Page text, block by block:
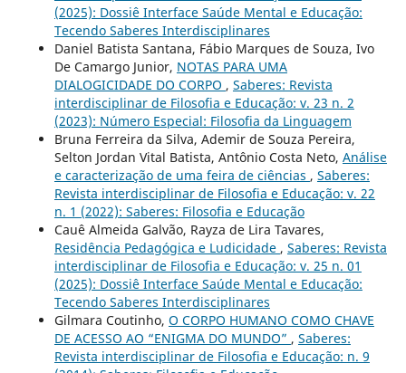
(2025): Dossiê Interface Saúde Mental e Educação:
Tecendo Saberes Interdisciplinares
Daniel Batista Santana, Fábio Marques de Souza, Ivo
De Camargo Junior, NOTAS PARA UMA
DIALOGICIDADE DO CORPO , Saberes: Revista
interdisciplinar de Filosofia e Educação: v. 23 n. 2
(2023): Número Especial: Filosofia da Linguagem
Bruna Ferreira da Silva, Ademir de Souza Pereira,
Selton Jordan Vital Batista, Antônio Costa Neto, Análise
e caracterização de uma feira de ciências , Saberes:
Revista interdisciplinar de Filosofia e Educação: v. 22
n. 1 (2022): Saberes: Filosofia e Educação
Cauê Almeida Galvão, Rayza de Lira Tavares,
Residência Pedagógica e Ludicidade , Saberes: Revista
interdisciplinar de Filosofia e Educação: v. 25 n. 01
(2025): Dossiê Interface Saúde Mental e Educação:
Tecendo Saberes Interdisciplinares
Gilmara Coutinho, O CORPO HUMANO COMO CHAVE
DE ACESSO AO “ENIGMA DO MUNDO” , Saberes:
Revista interdisciplinar de Filosofia e Educação: n. 9